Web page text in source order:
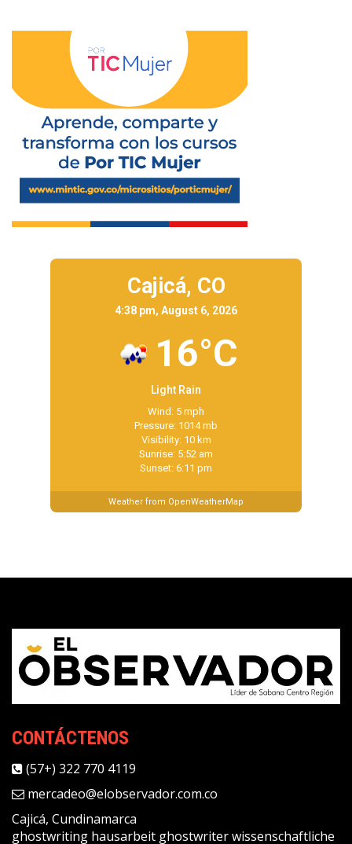
Cajicá, CO
4:38 pm, August 6, 2026
16°C
Light Rain
Wind: 5 mph
Pressure: 1014 mb
Visibility: 10 km
Sunrise: 5:52 am
Sunset: 6:11 pm
Weather from OpenWeatherMap
CONTÁCTENOS
(57+) 322 770 4119
mercadeo@elobservador.com.co
Cajicá, Cundinamarca
ghostwriting hausarbeit ghostwriterwissenschaftliche